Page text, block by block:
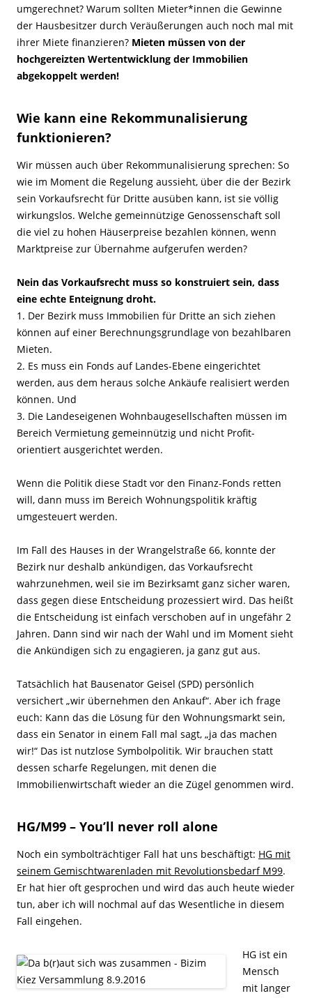
umgerechnet? Warum sollten Mieter*innen die Gewinne
der Hausbesitzer durch Veräußerungen auch noch mal mit
ihrer Miete finanzieren? Mieten müssen von der
hochgereizten Wertentwicklung der Immobilien
abgekoppelt werden!
Wie kann eine Rekommunalisierung
funktionieren?
Wir müssen auch über Rekommunalisierung sprechen: So
wie im Moment die Regelung aussieht, über die der Bezirk
sein Vorkaufsrecht für Dritte ausüben kann, ist sie völlig
wirkungslos. Welche gemeinnützige Genossenschaft soll
die viel zu hohen Häuserpreise bezahlen können, wenn
Marktpreise zur Übernahme aufgerufen werden?
Nein das Vorkaufsrecht muss so konstruiert sein, dass
eine echte Enteignung droht.
1. Der Bezirk muss Immobilien für Dritte an sich ziehen
können auf einer Berechnungsgrundlage von bezahlbaren
Mieten.
2. Es muss ein Fonds auf Landes-Ebene eingerichtet
werden, aus dem heraus solche Ankäufe realisiert werden
können. Und
3. Die Landeseigenen Wohnbaugesellschaften müssen im
Bereich Vermietung gemeinnützig und nicht Profit-
orientiert ausgerichtet werden.
Wenn die Politik diese Stadt vor den Finanz-Fonds retten
will, dann muss im Bereich Wohnungspolitik kräftig
umgesteuert werden.
Im Fall des Hauses in der Wrangelstraße 66, konnte der
Bezirk nur deshalb ankündigen, das Vorkaufsrecht
wahrzunehmen, weil sie im Bezirksamt ganz sicher waren,
dass gegen diese Entscheidung prozessiert wird. Das heißt
die Entscheidung ist einfach verschoben auf in ungefähr 2
Jahren. Dann sind wir nach der Wahl und im Moment sieht
die Ankündigen sich zu engagieren, ja ganz gut aus.
Tatsächlich hat Bausenator Geisel (SPD) persönlich
versichert „wir übernehmen den Ankauf“. Aber ich frage
euch: Kann das die Lösung für den Wohnungsmarkt sein,
dass ein Senator in einem Fall mal sagt, „ja das machen
wir!“ Das ist nutzlose Symbolpolitik. Wir brauchen statt
dessen scharfe Regelungen, mit denen die
Immobilienwirtschaft wieder an die Zügel genommen wird.
HG/M99 – You’ll never roll alone
Noch ein symbolträchtiger Fall hat uns beschäftigt: HG mit
seinem Gemischtwarenladen mit Revolutionsbedarf M99.
Er hat hier oft gesprochen und wird das auch heute wieder
tun, aber ich will nochmal auf das Wesentliche in diesem
Fall eingehen.
HG ist ein
Mensch
mit langer